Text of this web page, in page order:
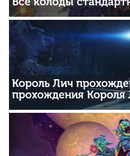
Король Лич
прохождения Короля